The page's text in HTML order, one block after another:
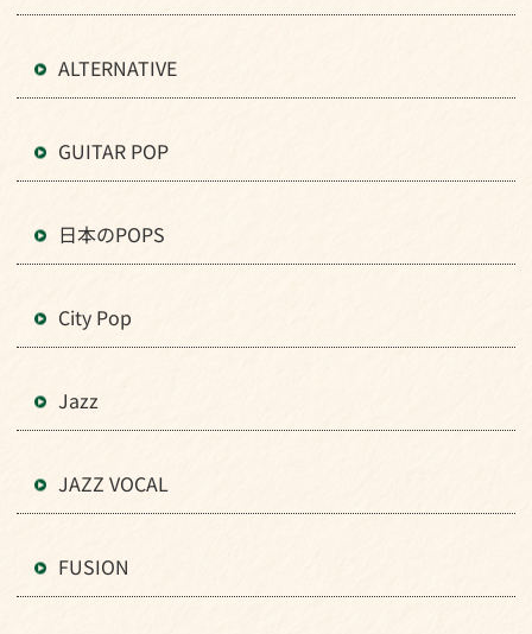
ALTERNATIVE
GUITAR POP
日本のPOPS
City Pop
Jazz
JAZZ VOCAL
FUSION